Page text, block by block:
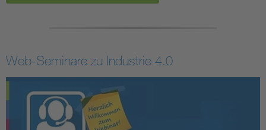
Web-Seminare zu Industrie 4.0